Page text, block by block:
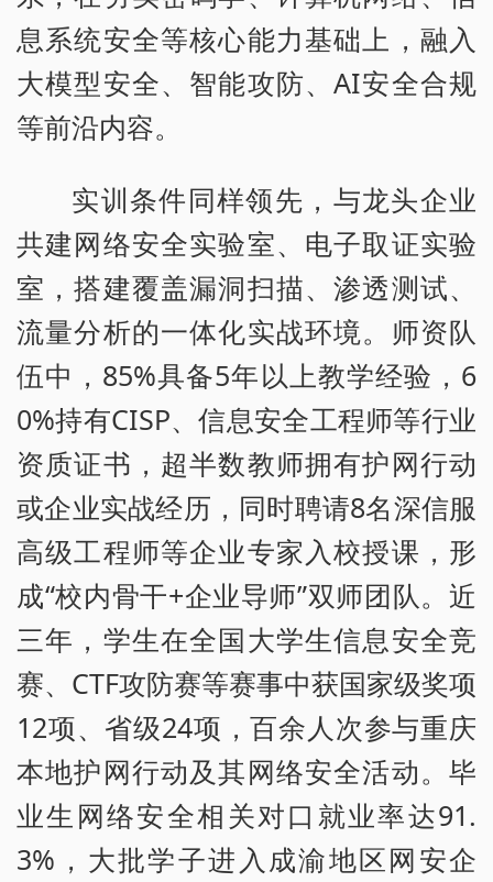
息系统安全等核心能力基础上，融入
大模型安全、智能攻防、AI安全合规
等前沿内容。
实训条件同样领先，与龙头企业
共建网络安全实验室、电子取证实验
室，搭建覆盖漏洞扫描、渗透测试、
流量分析的一体化实战环境。师资队
伍中，85%具备5年以上教学经验，6
0%持有CISP、信息安全工程师等行业
资质证书，超半数教师拥有护网行动
或企业实战经历，同时聘请8名深信服
高级工程师等企业专家入校授课，形
成“校内骨干+企业导师”双师团队。近
三年，学生在全国大学生信息安全竞
赛、CTF攻防赛等赛事中获国家级奖项
12项、省级24项，百余人次参与重庆
本地护网行动及其网络安全活动。毕
业生网络安全相关对口就业率达91.
3%，大批学子进入成渝地区网安企